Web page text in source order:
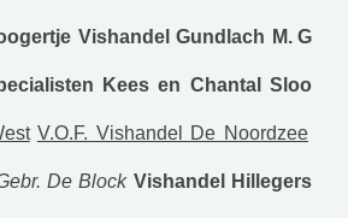
Vishandel Gundlach M. G
Kees en Chantal Sloo
V.O.F. Vishandel De Noordzee
De Block Vishandel Hillegers